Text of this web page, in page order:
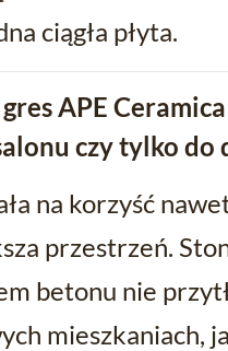
ciągła płyta.
APE
czy tylko
na korzyść
przestrzeń.
betonu nie
mieszkaniach,